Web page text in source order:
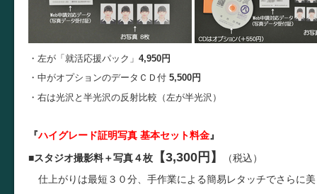
・左が「就活応援パック」 4,950円
・中がオプションのデータＣＤ付 5,500円
・右は光沢と半光沢の反射比較（左が半光沢）
『ハイグレード証明写真 基本セット料金』
■スタジオ撮影料＋写真４枚 【3,300円】
（税込）
仕上がりは最短３０分、手作業による簡易レタッチでさらに